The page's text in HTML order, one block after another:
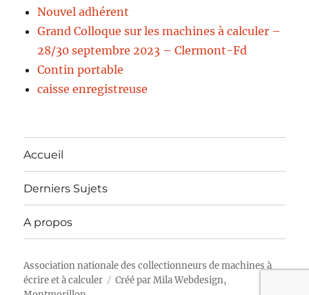
Nouvel adhérent
Grand Colloque sur les machines à calculer –
28/30 septembre 2023 – Clermont-Fd
Contin portable
caisse enregistreuse
Accueil
Derniers Sujets
A propos
Association nationale des collectionneurs de machines à
écrire et à calculer
Créé parMila Webdesign,